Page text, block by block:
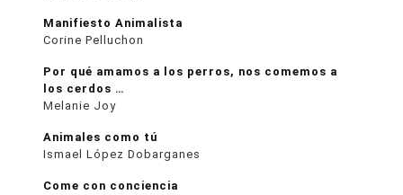
Manifiesto Animalista
Corine Pelluchon
Por qué amamos a los perros, nos comemos a
los cerdos …
Melanie Joy
Animales como tú
Ismael López Dobarganes
Come con conciencia